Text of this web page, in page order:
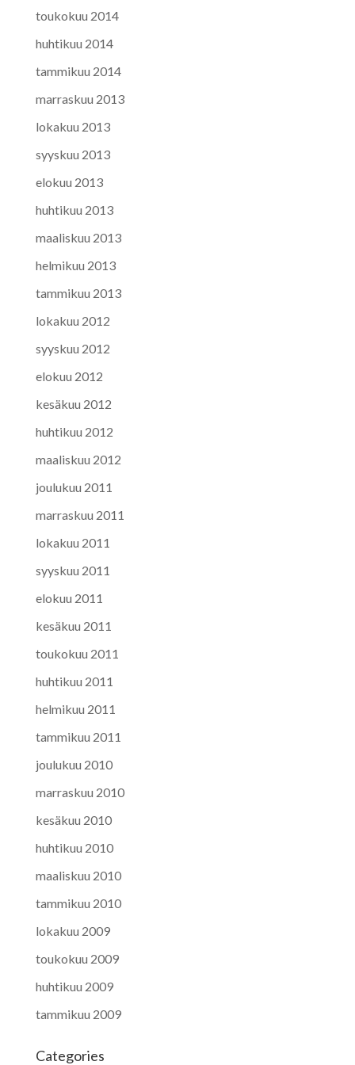
toukokuu 2014
huhtikuu 2014
tammikuu 2014
marraskuu 2013
lokakuu 2013
syyskuu 2013
elokuu 2013
huhtikuu 2013
maaliskuu 2013
helmikuu 2013
tammikuu 2013
lokakuu 2012
syyskuu 2012
elokuu 2012
kesäkuu 2012
huhtikuu 2012
maaliskuu 2012
joulukuu 2011
marraskuu 2011
lokakuu 2011
syyskuu 2011
elokuu 2011
kesäkuu 2011
toukokuu 2011
huhtikuu 2011
helmikuu 2011
tammikuu 2011
joulukuu 2010
marraskuu 2010
kesäkuu 2010
huhtikuu 2010
maaliskuu 2010
tammikuu 2010
lokakuu 2009
toukokuu 2009
huhtikuu 2009
tammikuu 2009
Categories